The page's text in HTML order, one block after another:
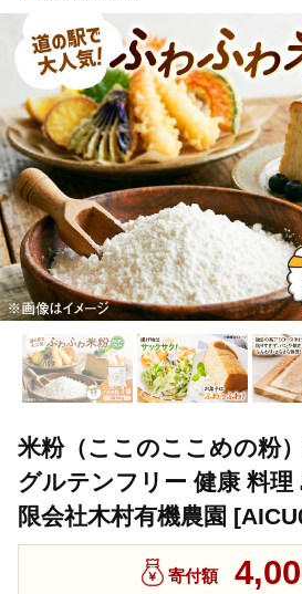
TOP 米・穀物
米粉（ここのここめの粉
グルテンフリー 健康 料理
限会社木村有機農園
寄付額